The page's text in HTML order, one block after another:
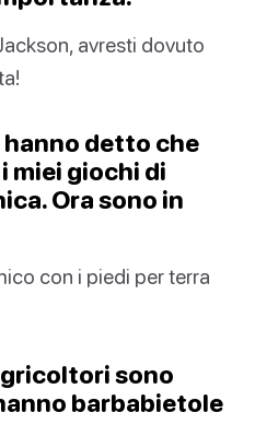
avresti dovuto
hanno detto che
miei giochi di
Ora sono in
con i piedi per terra
sono
barbabietole